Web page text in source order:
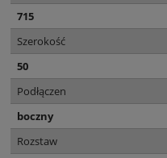
715
Szerokość
50
Podłączen
boczny
Rozstaw